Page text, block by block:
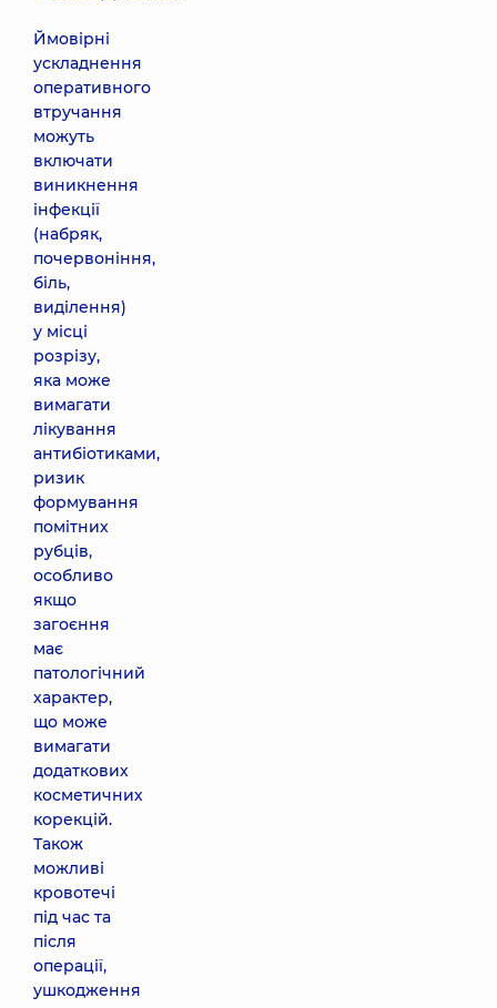
Ймовірні
ускладнення
оперативного
втручання
можуть
включати
виникнення
інфекції
(набряк,
почервоніння,
біль,
виділення)
у місці
розрізу,
яка може
вимагати
лікування
антибіотиками,
ризик
формування
помітних
рубців,
особливо
якщо
загоєння
має
патологічний
характер,
що може
вимагати
додаткових
косметичних
корекцій.
Також
можливі
кровотечі
під час та
після
операції,
ушкодження